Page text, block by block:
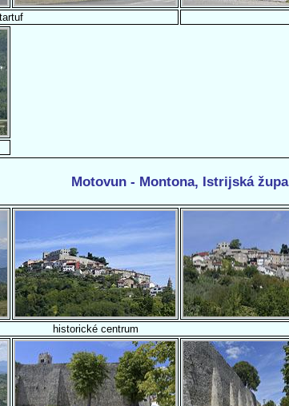
tartuf
Motovun - Montona, Istrijská župa
historické centrum